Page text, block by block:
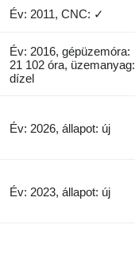
Év: 2011, CNC: ✓
Év: 2016, gépüzemóra:
21 102 óra, üzemanyag:
dízel
Év: 2026, állapot: új
Év: 2023, állapot: új